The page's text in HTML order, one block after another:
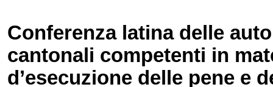
Conferenza latina delle
cantonali competenti in
d’esecuzione delle pene e